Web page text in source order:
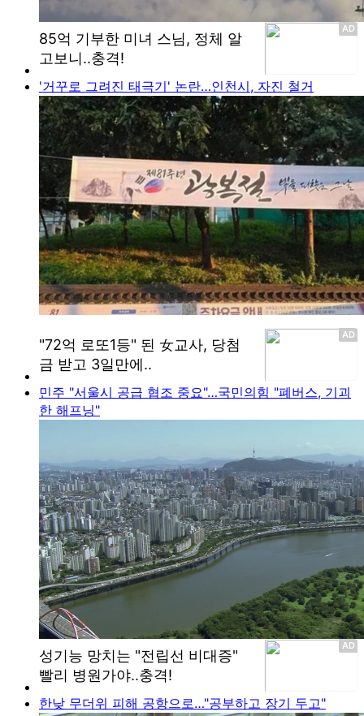
'거꾸로 그려진 태극기' 논란…인천시, 자진 철거
민주 "서울시 공급 협조 중요"…국민의힘 "폐버스, 기괴
한 해프닝"
한낮 무더위 피해 공항으로…"공부하고 장기 두고"